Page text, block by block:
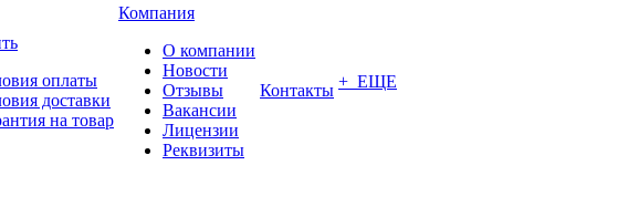
оплаты
доставки
на товар
Компания
О компании
Новости
Отзывы
Вакансии
Лицензии
Реквизиты
Контакты + ЕЩЕ